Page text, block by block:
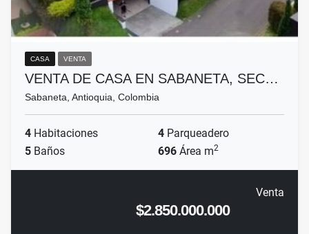
CASA VENTA
VENTA DE CASA EN SABANETA, SEC…
Sabaneta, Antioquia, Colombia
4 Habitaciones 4 Parqueadero
5 Baños 696 Área m2
Venta
$2.850.000.000